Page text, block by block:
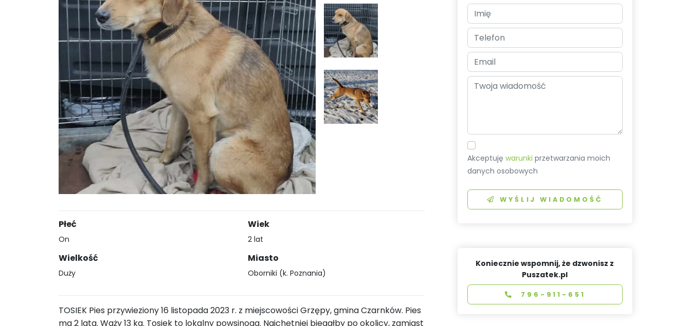
Płeć
On
Wielkość
Duży
Wiek
2 lat
Miasto
Oborniki (k. Poznania)
TOSIEK Pies przywieziony 16 listopada 2023 r. z miejscowości Grzępy, gmina Czarnków. Pies
ma 2 lata. Waży 13 kg. Tosiek to lokalny powsinoga. Najchętniej biegałby po okolicy, zamiast
Akceptujęwarunki przetwarzania moich
danych osobowych
WYŚLIJ WIADOMOŚĆ
Koniecznie wspomnij, że dzwonisz z
Puszatek.pl
796-911-651